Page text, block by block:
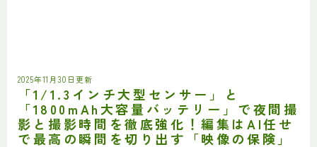
2025年11月30日更新
「1/1.3インチ大型センサー」と
「1800mAh大容量バッテリー」で夜間撮
影と撮影時間を徹底強化！編集はAI任せ
で最高の瞬間を切り出す「映像の保険」